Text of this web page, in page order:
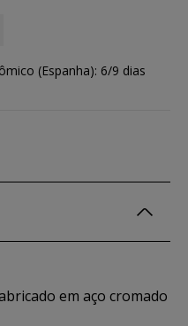
(Espanha): 6/9 dias
em aço cromado